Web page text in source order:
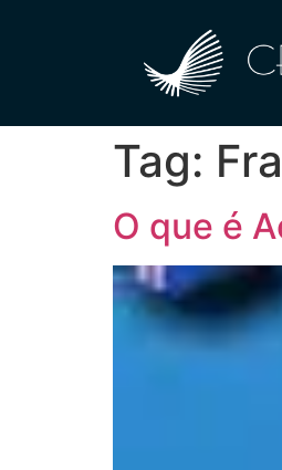
Tag:
O que é